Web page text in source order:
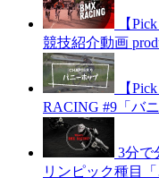
【
競技紹介動画
【
RACING #9「バ
3分で
リンピック種目